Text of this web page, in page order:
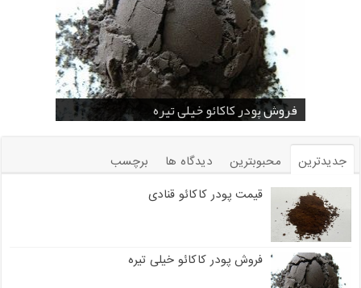
قیمت پودر کاکائو قنادی
فروش پودر کاکائو خیلی تیره
قیمت پودر کاکائو کارگیل
فروش ضد کلوخه پودر کاکائو ( Anti Cake )
خرید پودر کاکائو و کافی میت در کرمان
فروش پودر کاکائو و کافی میت در اصفهان
خرید اسانس پودری شکلات 10 کیلویی
خرید اسانس پودری قهوه
خرید کافی کریمر غیر لبنی 25 کیلویی اندونزی
جدیدترین محبوبترین دیدگاه ها
برچسب
قیمت پودر کاکائو قنادی
فروش پودر کاکائو خیلی تیره